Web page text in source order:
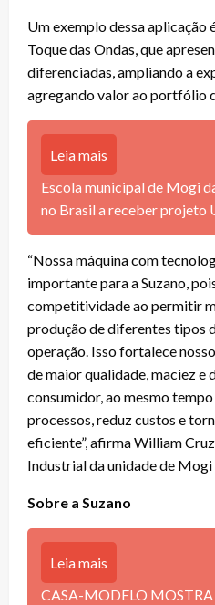
Um exemplo dessa
Toque das Ondas, que
diferenciadas, ampliando a
agregando valor ao portfólio
Leia mais
Escola municipal de Mogi
no Brasil a receber projeto
“Nossa máquina com
importante para a Suzano,
competitividade ao permitir
produção de diferentes tipos
operação. Isso fortalece
de maior qualidade, maciez e
consumidor, ao mesmo
processos, reduz custos e
eficiente”, afirma William
Industrial da unidade de Mogi
Sobre a Suzano
Leia mais
CASA-MODELO